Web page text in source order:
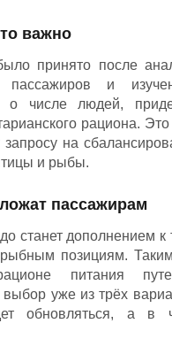
важно
принято после
и
о числе людей,
рациона.
на
и рыбы.
пассажирам
станет дополнением
позициям.
питания
уже из трёх
обновляться, а в